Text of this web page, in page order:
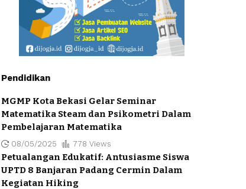
Pendidikan
MGMP Kota Bekasi Gelar Seminar
Matematika Steam dan Psikometri Dalam
Pembelajaran Matematika
08/05/2025 778 Views
Petualangan Edukatif: Antusiasme Siswa
UPTD 8 Banjaran Padang Cermin Dalam
Kegiatan Hiking